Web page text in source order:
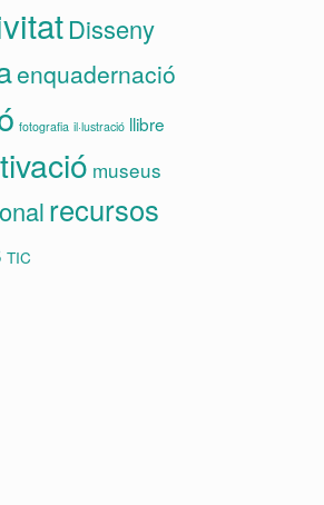
Disseny
enquadernació
fotografia il·lustració llibre
museus
recursos
TIC